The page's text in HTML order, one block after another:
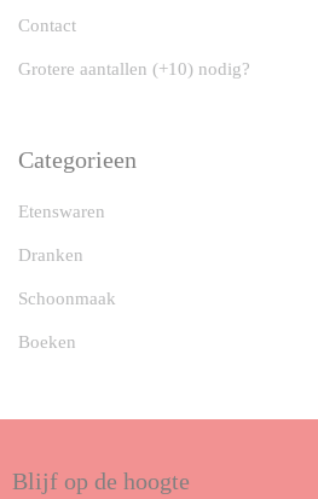
Contact
Grotere aantallen (+10) nodig?
Categorieen
Etenswaren
Dranken
Schoonmaak
Boeken
Blijf op de hoogte